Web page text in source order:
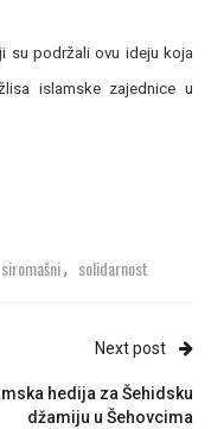
su podržali ovu ideju koja
islamske zajednice u
siromašni, solidarnost
Next post
hedija za Šehidsku
džamiju u Šehovcima